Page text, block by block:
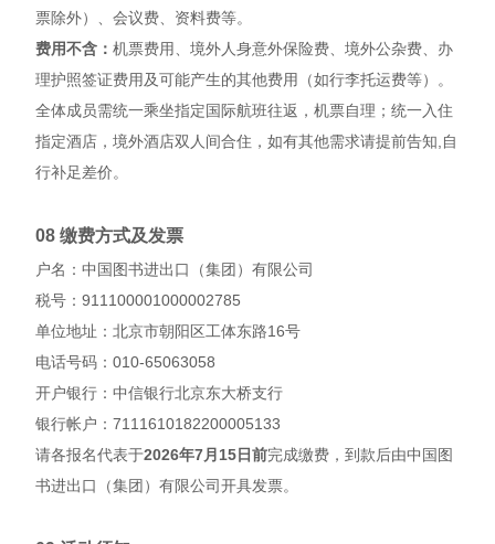
票除外）、会议费、资料费等。
费用不含： 机票费用、境外人身意外保险费、境外公杂费、办
理护照签证费用及可能产生的其他费用（如行李托运费等）。
全体成员需统一乘坐指定国际航班往返，机票自理；统一入住
指定酒店，境外酒店双人间合住，如有其他需求请提前告知,自
行补足差价。
08 缴费方式及发票
户名：中国图书进出口（集团）有限公司
税号：911100001000002785
单位地址：北京市朝阳区工体东路16号
电话号码：010-65063058
开户银行：中信银行北京东大桥支行
银行帐户：7111610182200005133
请各报名代表于2026年7月15日前完成缴费，到款后由中国图
书进出口（集团）有限公司开具发票。